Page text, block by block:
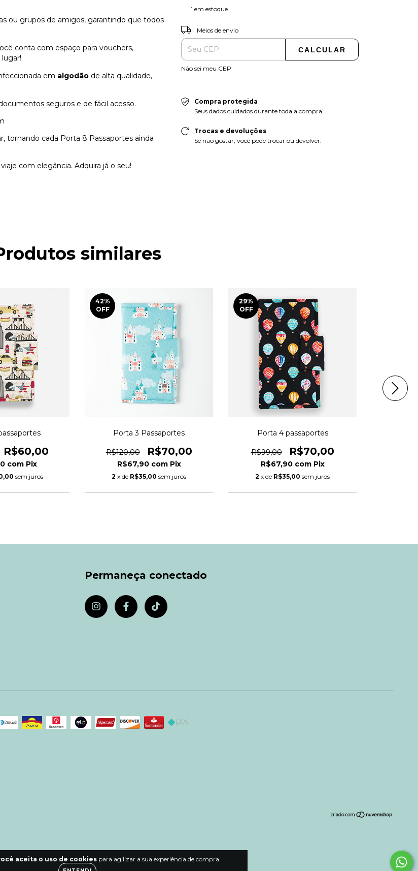
aceita o uso de cookiespara agilizar a sua experiência de compra.
ou grupos de amigos, garantindo que todos
conta com espaço para vouchers,
em algodão de alta qualidade,
seguros e de fácil acesso.
tornando cada Porta 8 Passaportes ainda
com elegância. Adquira já o seu!
1 em estoque
Entregas para o CEP:
Meios de envio
CALCULAR
Não sei meu CEP
Compra protegida
Seus dados cuidados durante toda a compra.
Trocas e devoluções
Se não gostar, você pode trocar ou devolver.
similares
R$60,00
com Pix
sem juros
42%
OFF
Porta 3 Passaportes
R$120,00 R$70,00
R$67,90 com Pix
2 x de R$35,00 sem juros
29%
OFF
Porta 4 passaportes
R$99,00 R$70,00
R$67,90 com Pix
2 x de R$35,00 sem juros
Permaneça conectado